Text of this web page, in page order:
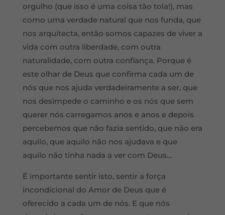
orgulho (que isso é uma coisa tão tola!), mas
como uma verdade natural que nos funda, que
nos arquitecta, então somos capazes de viver a
vida com outra liberdade, com outra
naturalidade, com outra confiança. Porque é
este olhar de Deus que confirma cada um de
nós que nos ajuda verdadeiramente a ser, que
nos desimpede o caminho e os nós que sem
querer nós carregamos anos e anos e depois
percebemos que não fazia sentido, que não era
aquilo, que aquilo não nos ajudava e que
aquilo não tinha nada a ver com Deus…
É importante sentir isto, sentir a força
incondicional do Amor de Deus que é
oferecido a cada um de nós. E que nós